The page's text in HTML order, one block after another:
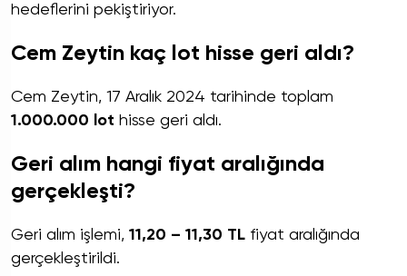
hedeflerini pekiştiriyor.
Cem Zeytin kaç lot hisse geri aldı?
Cem Zeytin, 17 Aralık 2024 tarihinde toplam
1.000.000 lot hisse geri aldı.
Geri alım hangi fiyat aralığında
gerçekleşti?
Geri alım işlemi, 11,20 – 11,30 TL fiyat aralığında
gerçekleştirildi.